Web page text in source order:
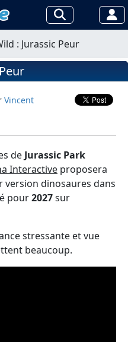
: Jurassic Peur
Vincent
de Jurassic Park
Interactive proposera
dinosaures dans
pour2027sur
stressante et vue
beaucoup.